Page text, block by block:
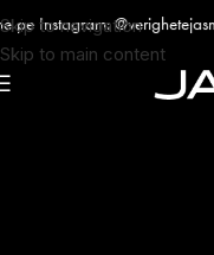
Skip to navigation
Skip to main content
@verighetejasmin